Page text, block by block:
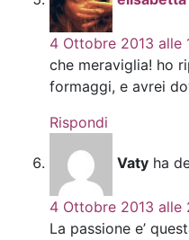
4 Ottobre 2013 alle
che meraviglia! ho
formaggi, e avrei
Rispondi
Vaty ha
4 Ottobre 2013 alle
La passione e’